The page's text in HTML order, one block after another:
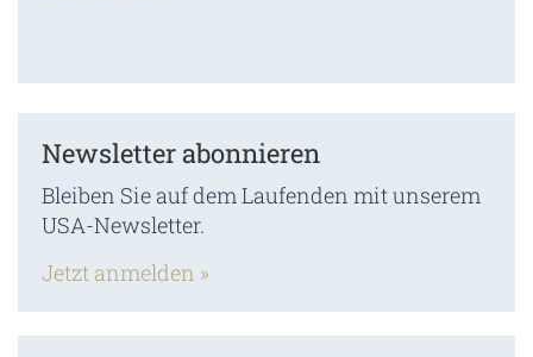
Newsletter abonnieren
Bleiben Sie auf dem Laufenden mit unserem
USA-Newsletter.
Jetzt anmelden »